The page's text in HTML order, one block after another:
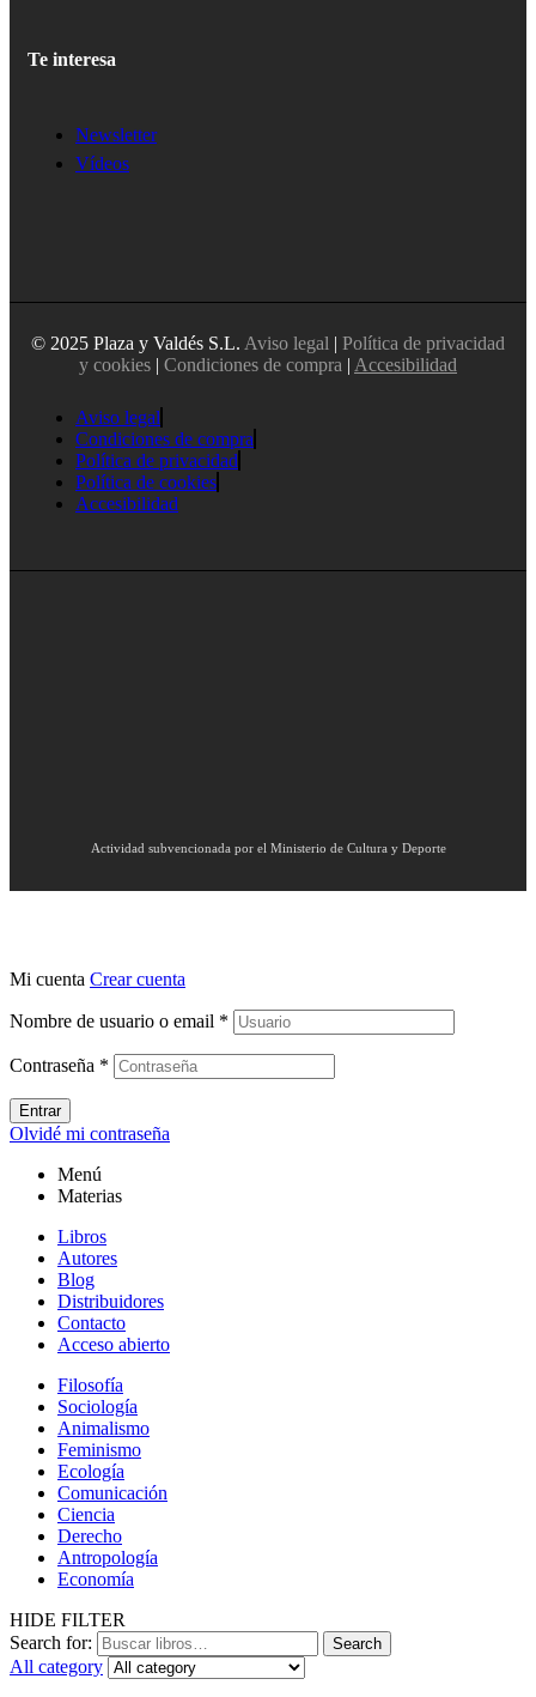
Te interesa
Newsletter
Vídeos
© 2025 Plaza y Valdés S.L. Aviso legal | Política de privacidad
y cookies | Condiciones de compra | Accesibilidad
Aviso legal
Condiciones de compra
Política de privacidad
Política de cookies
Accesibilidad
Actividad subvencionada por el Ministerio de Cultura y Deporte
Mi cuenta Crear cuenta
Nombre de usuario o email *
Contraseña *
Entrar
Olvidé mi contraseña
Menú
Materias
Libros
Autores
Blog
Distribuidores
Contacto
Acceso abierto
Filosofía
Sociología
Animalismo
Feminismo
Ecología
Comunicación
Ciencia
Derecho
Antropología
Economía
HIDE FILTER
Search for:
Search
All category